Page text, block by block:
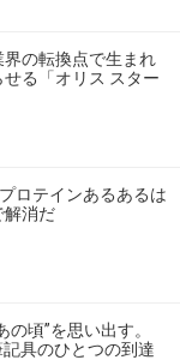
の転換点で生まれ
る「オリス スター
ロテインあるあるは
解消だ
頃”を思い出す。
具のひとつの到達